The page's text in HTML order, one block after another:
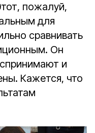
пожалуй,
для
сравнивать
Он
и
Кажется, что